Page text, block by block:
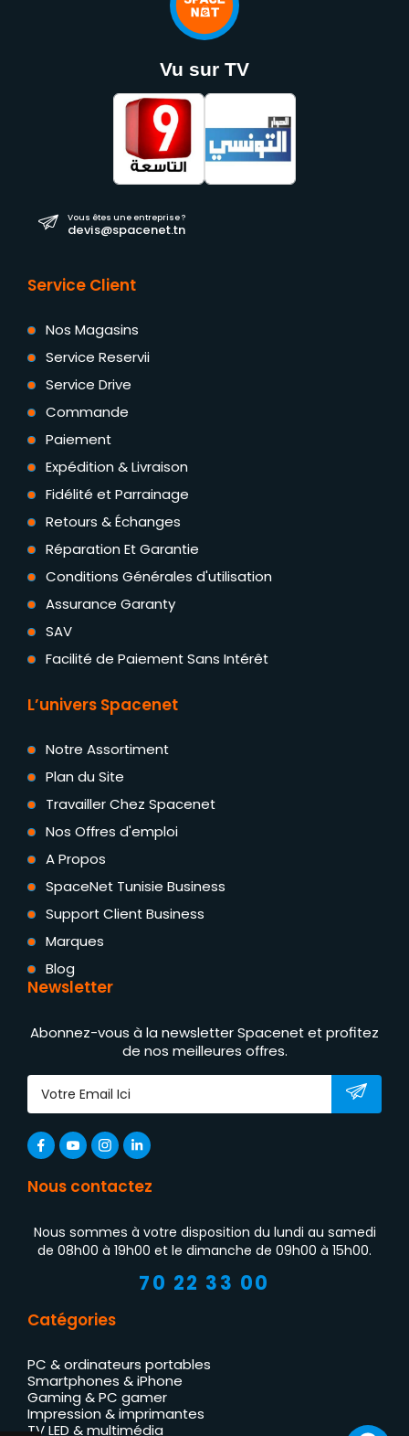
Vu sur TV
Vous êtes une entreprise ?
devis@spacenet.tn
Service Client
Nos Magasins
Service Reservii
Service Drive
Commande
Paiement
Expédition & Livraison
Fidélité et Parrainage
Retours & Échanges
Réparation Et Garantie
Conditions Générales d'utilisation
Assurance Garanty
SAV
Facilité de Paiement Sans Intérêt
L’univers Spacenet
Notre Assortiment
Plan du Site
Travailler Chez Spacenet
Nos Offres d'emploi
A Propos
SpaceNet Tunisie Business
Support Client Business
Marques
Blog
Newsletter
Abonnez-vous à la newsletter Spacenet et profitez
de nos meilleures offres.
Nous contactez
Nous sommes à votre disposition du lundi au samedi
de 08h00 à 19h00 et le dimanche de 09h00 à 15h00.
70 22 33 00
Catégories
PC & ordinateurs portables
Smartphones & iPhone
Gaming & PC gamer
Impression & imprimantes
TV LED & multimédia